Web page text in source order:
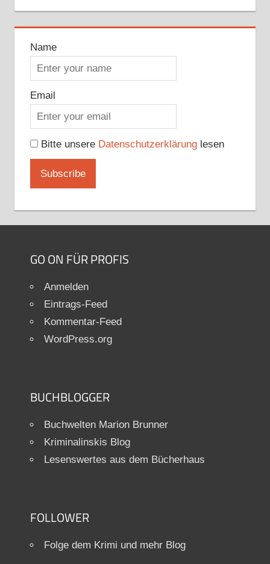
Name
Email
Bitte unsere Datenschutzerklärunglesen
GO ON FÜR PROFIS
Anmelden
Eintrags-Feed
Kommentar-Feed
WordPress.org
BUCHBLOGGER
Buchwelten Marion Brunner
Kriminalinskis Blog
Lesenswertes aus dem Bücherhaus
FOLLOWER
Folge dem Krimi und mehr Blog